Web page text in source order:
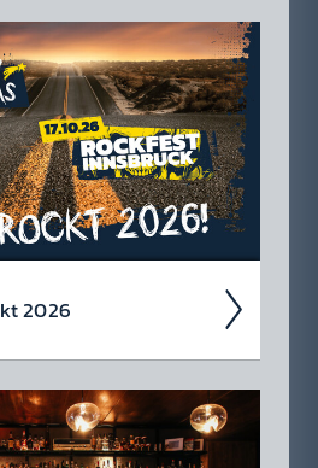
88.6 Events zurück.
2026
Wir sind ROCK­FEST!
für unsere 88.6 Events